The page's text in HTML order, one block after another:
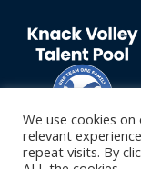
We use cookies
relevant
repeat visits. By